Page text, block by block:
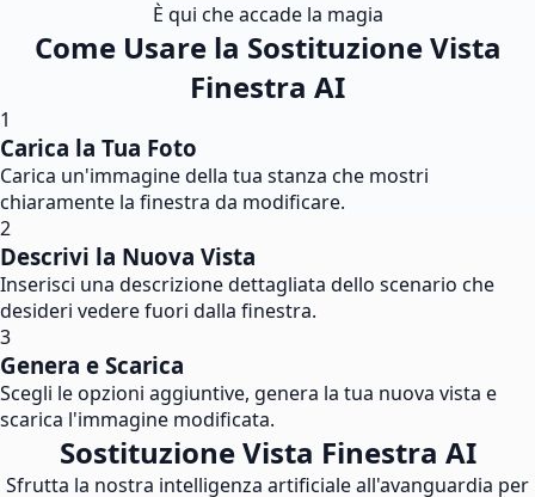
È qui che accade la magia
Come Usare la Sostituzione Vista
Finestra AI
1
Carica la Tua Foto
Carica un'immagine della tua stanza che mostri
chiaramente la finestra da modificare.
2
Descrivi la Nuova Vista
Inserisci una descrizione dettagliata dello scenario che
desideri vedere fuori dalla finestra.
3
Genera e Scarica
Scegli le opzioni aggiuntive, genera la tua nuova vista e
scarica l'immagine modificata.
Sostituzione Vista Finestra AI
Sfrutta la nostra intelligenza artificiale all'avanguardia per